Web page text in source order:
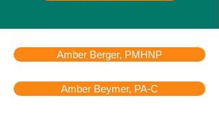
Amber Berger, PMHNP
Amber Beymer, PA-C